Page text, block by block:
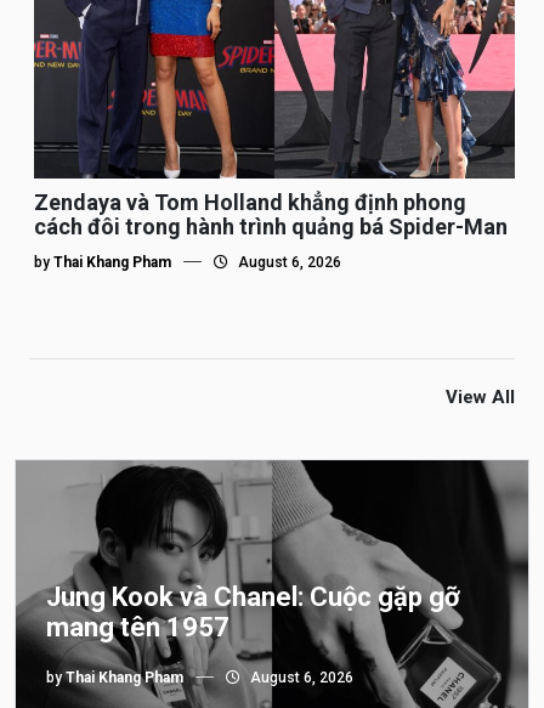
Zendaya và Tom Holland khẳng định phong
cách đôi trong hành trình quảng bá Spider-Man
by Thai Khang Pham August 6, 2026
View All
Jung Kook và Chanel: Cuộc gặp gỡ
mang tên 1957
byThai Khang Pham August 6, 2026